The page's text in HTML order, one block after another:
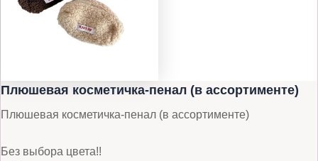
Плюшевая косметичка-пенал (в ассортименте)
Плюшевая косметичка-пенал (в ассортименте)
Без выбора цвета!!